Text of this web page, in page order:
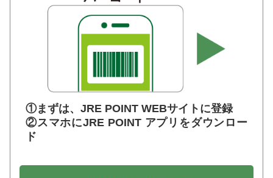
①まずは、JRE POINT WEBサイトに登録
②スマホにJRE POINT アプリをダウンロー
ド